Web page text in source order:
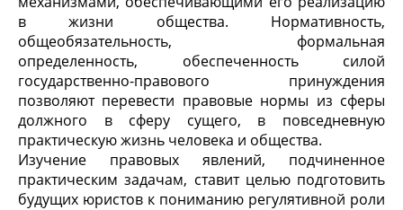
в жизни общества. Нормативность,
общеобязательность, формальная
определенность, обеспеченность силой
государственно-правового принуждения
позволяют перевести правовые нормы из сферы
должного в сферу сущего, в повседневную
практическую жизнь человека и общества.
Изучение правовых явлений, подчиненное
практическим задачам, ставит целью подготовить
будущих юристов к пониманию регулятивной роли